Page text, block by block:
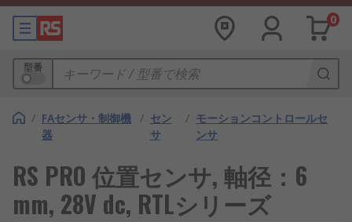
0
型番
/ FAセンサ・制御機
器
/ セン
サ
/ モーションコントロールセ
ンサ
RS PRO 位置センサ, 軸径：6
mm, 28V dc, RTLシリーズ